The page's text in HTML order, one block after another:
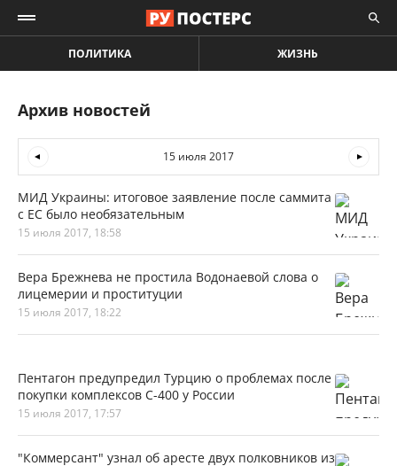
ПОЛИТИКА ЖИЗНЬ
Архив новостей
15 июля 2017
МИД Украины: итоговое заявление после саммита
с ЕС было необязательным
15 июля 2017, 18:58
Вера Брежнева не простила Водонаевой слова о
лицемерии и проституции
15 июля 2017, 18:22
Пентагон предупредил Турцию о проблемах после
покупки комплексов С-400 у России
15 июля 2017, 17:57
"Коммерсант" узнал об аресте двух полковников из